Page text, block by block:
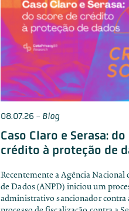
08.07.26 - Blog
Caso Claro e Serasa:
crédito à proteção de
Recentemente a Agência Nacional
de Dados (ANPD) iniciou um
administrativo sancionador contra